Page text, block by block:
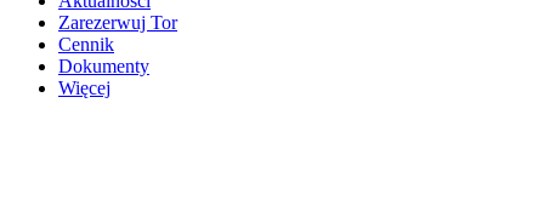
Zarezerwuj Tor
Cennik
Dokumenty
Więcej